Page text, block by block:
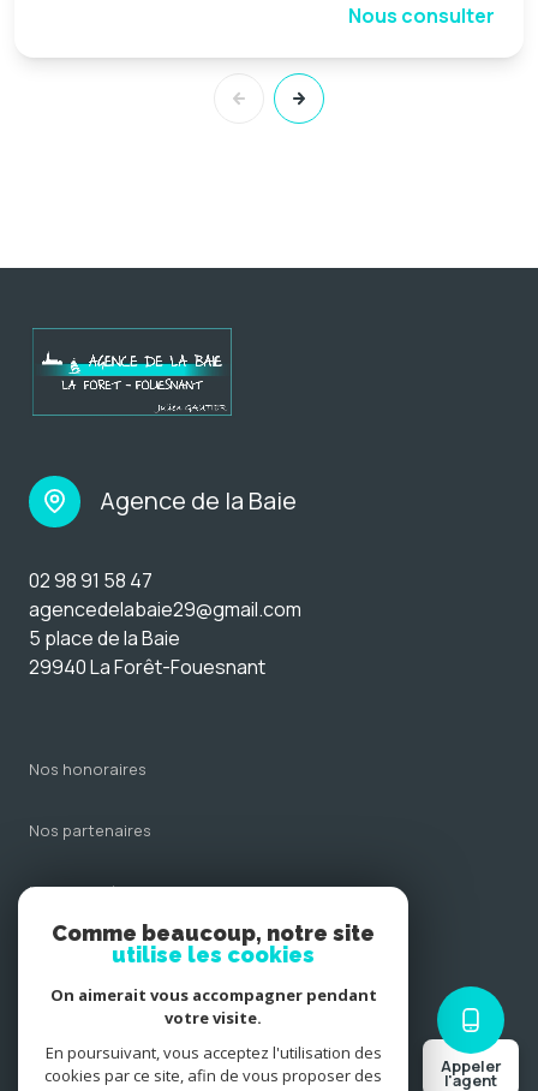
Appeler
l'agent
Nous consulter
Agence de la Baie
02 98 91 58 47
agencedelabaie29@gmail.com
5 place de la Baie
29940 La Forêt-Fouesnant
nos honoraires
nos partenaires
mentions légales
cookies
Comme beaucoup, notre site
utilise les cookies
On aimerait vous accompagner pendant
votre visite.
En poursuivant, vous acceptez l'utilisation des
cookies par ce site, afin de vous proposer des